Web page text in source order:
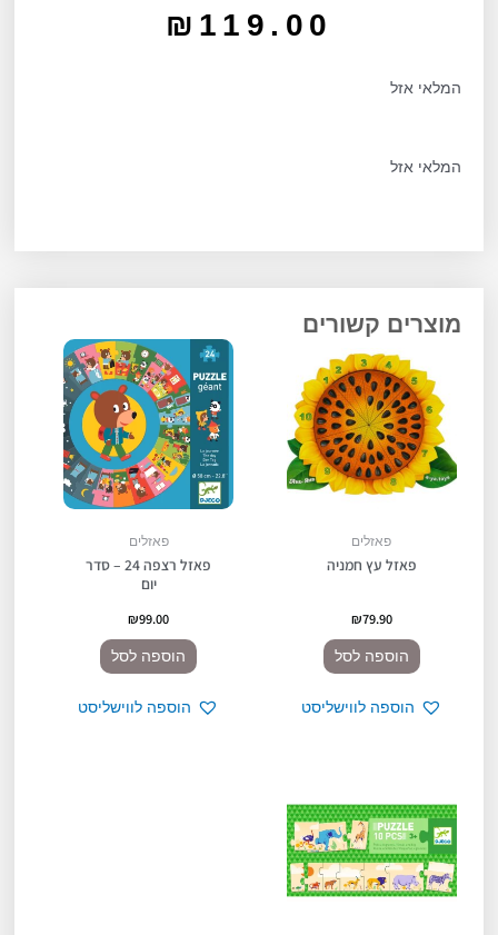
₪ 119.00
המלאי אזל
המלאי אזל
מוצרים קשורים
פאזלים
פאזל עץ חמניה
₪79.90
הוספה לסל
הוספה לווישליסט
פאזלים
פאזל רצפה 24 – סדר
יום
₪99.00
הוספה לסל
הוספה לווישליסט